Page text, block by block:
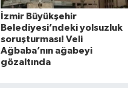
İzmir Büyükşehir
Belediyesi’ndeki yolsuzluk
soruşturması! Veli
Ağbaba’nın ağabeyi
gözaltında